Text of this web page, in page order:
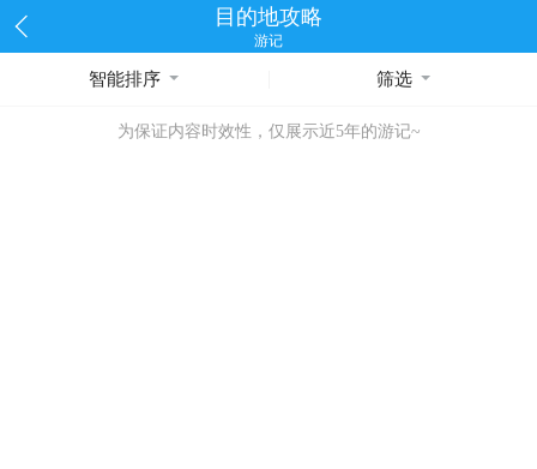
目的地攻略
游记
智能排序 筛选
为保证内容时效性，仅展示近5年的游记~